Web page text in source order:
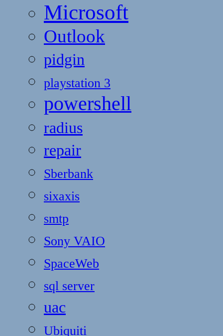
Microsoft
Outlook
pidgin
playstation 3
powershell
radius
repair
Sberbank
sixaxis
smtp
Sony VAIO
SpaceWeb
sql server
uac
Ubiquiti